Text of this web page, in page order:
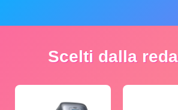
Scelti dalla